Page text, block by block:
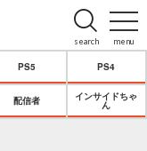
menu
search
PS5 PS4
配信者
インサイドちゃ
ん